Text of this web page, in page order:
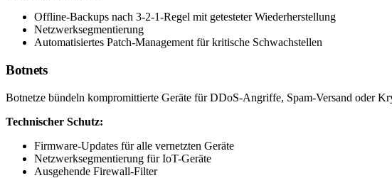
Offline-Backups nach 3-2-1-Regel mit getesteter Wiederherstellung
Netzwerksegmentierung
Automatisiertes Patch-Management für kritische Schwachstellen
Botnets
Botnetze bündeln kompromittierte Geräte für DDoS-Angriffe, Spam-Versand oder
Technischer Schutz:
Firmware-Updates für alle vernetzten Geräte
Netzwerksegmentierung für IoT-Geräte
Ausgehende Firewall-Filter